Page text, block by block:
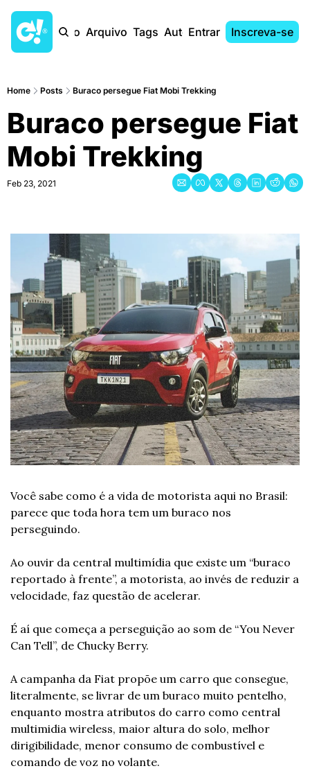
Início Arquivo Tags AutoresEntrar Inscreva-se
Home Posts Buraco persegue Fiat Mobi Trekking
Buraco persegue Fiat
Mobi Trekking
Feb 23, 2021
Você sabe como é a vida de motorista aqui no Brasil:
parece que toda hora tem um buraco nos
perseguindo.
Ao ouvir da central multimídia que existe um “buraco
reportado à frente”, a motorista, ao invés de reduzir a
velocidade, faz questão de acelerar.
É aí que começa a perseguição ao som de “You Never
Can Tell”, de Chucky Berry.
A campanha da Fiat propõe um carro que consegue,
literalmente, se livrar de um buraco muito pentelho,
enquanto mostra atributos do carro como central
multimidia wireless, maior altura do solo, melhor
dirigibilidade, menor consumo de combustível e
comando de voz no volante.